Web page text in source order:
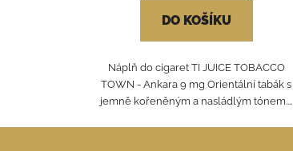
DO KOŠÍKU
Náplň do cigaret TI JUICE TOBACCO
TOWN - Ankara 9 mg Orientální tabák s
jemně kořeněným a nasládlým tónem....